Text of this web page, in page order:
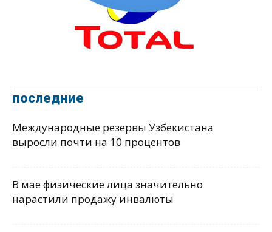
последние
Международные резервы Узбекистана
выросли почти на 10 процентов
В мае физические лица значительно
нарастили продажу инвалюты